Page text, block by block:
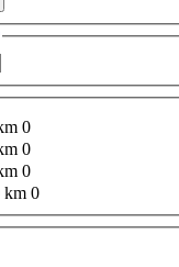
0
0
0
km 0